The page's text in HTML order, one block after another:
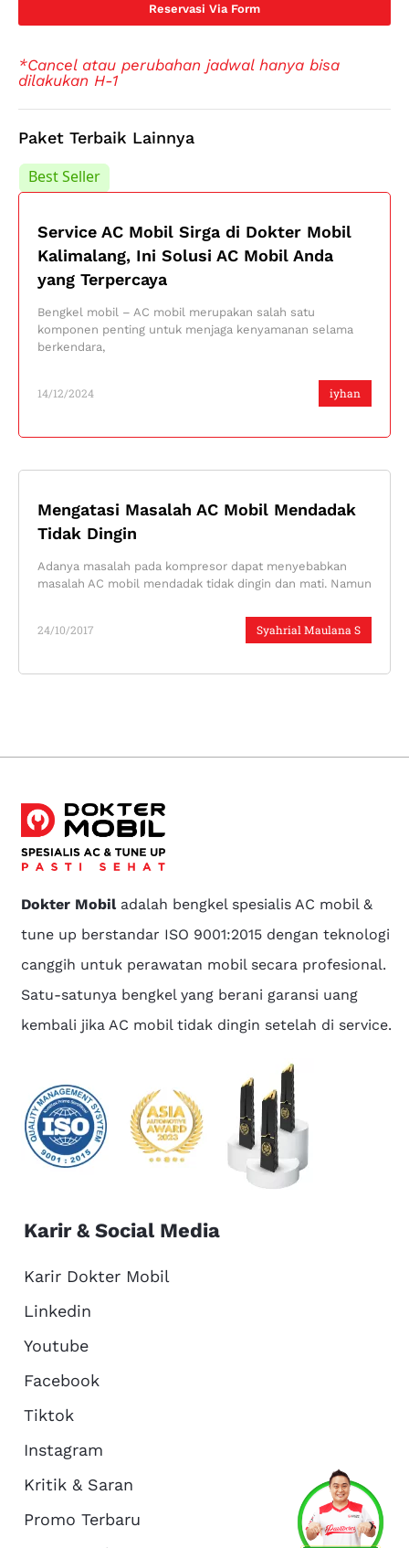
About Us
Reservasi Via Form
*Cancel atau perubahan jadwal hanya bisa
dilakukan H-1
Paket Terbaik Lainnya
Best Seller
Service AC Mobil Sirga di Dokter Mobil
Kalimalang, Ini Solusi AC Mobil Anda
yang Terpercaya
iyhan
14/12/2024
Bengkel mobil – AC mobil merupakan salah satu
komponen penting untuk menjaga kenyamanan selama
berkendara,
Best Seller
Mengatasi Masalah AC Mobil Mendadak
Tidak Dingin
Syahrial Maulana S
24/10/2017
Adanya masalah pada kompresor dapat menyebabkan
masalah AC mobil mendadak tidak dingin dan mati. Namun
Dokter Mobiladalah bengkel spesialis AC mobil &
tune up berstandar ISO 9001:2015 dengan teknologi
canggih untuk perawatan mobil secara profesional.
Satu-satunya bengkel yang berani garansi uang
kembali jika AC mobil tidak dingin setelah di service.
Karir & Social Media
Karir Dokter Mobil
Linkedin
Youtube
Facebook
Tiktok
Instagram
Kritik & Saran
Promo Terbaru